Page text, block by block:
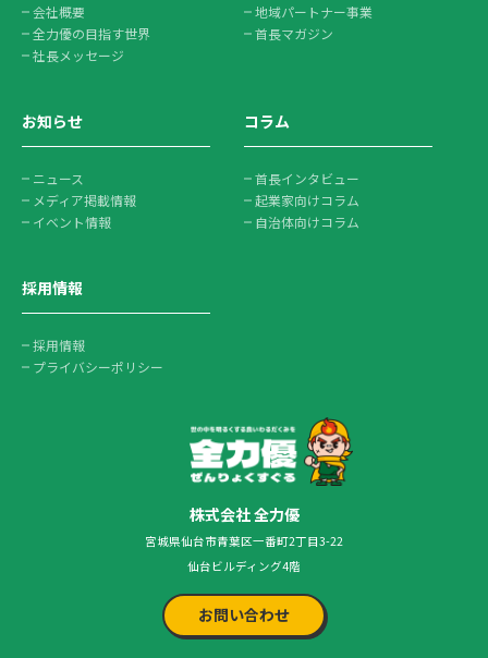
会社概要
全力優の目指す世界
社長メッセージ
地域パートナー事業
首長マガジン
お知らせ
ニュース
メディア掲載情報
イベント情報
コラム
首長インタビュー
起業家向けコラム
自治体向けコラム
採用情報
採用情報
プライバシーポリシー
株式会社 全力優
宮城県仙台市青葉区一番町2丁目3-22
仙台ビルディング4階
お問い合わせ